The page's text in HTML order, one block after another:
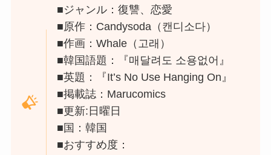
■ジャンル：復讐、恋愛
■原作：Candysoda（캔디소다）
■作画：Whale（고래）
■韓国語題：『매달려도 소용없어』
■英題：『It’s No Use Hanging On』
■掲載誌：Marucomics
■更新:日曜日
■国：韓国
■おすすめ度：